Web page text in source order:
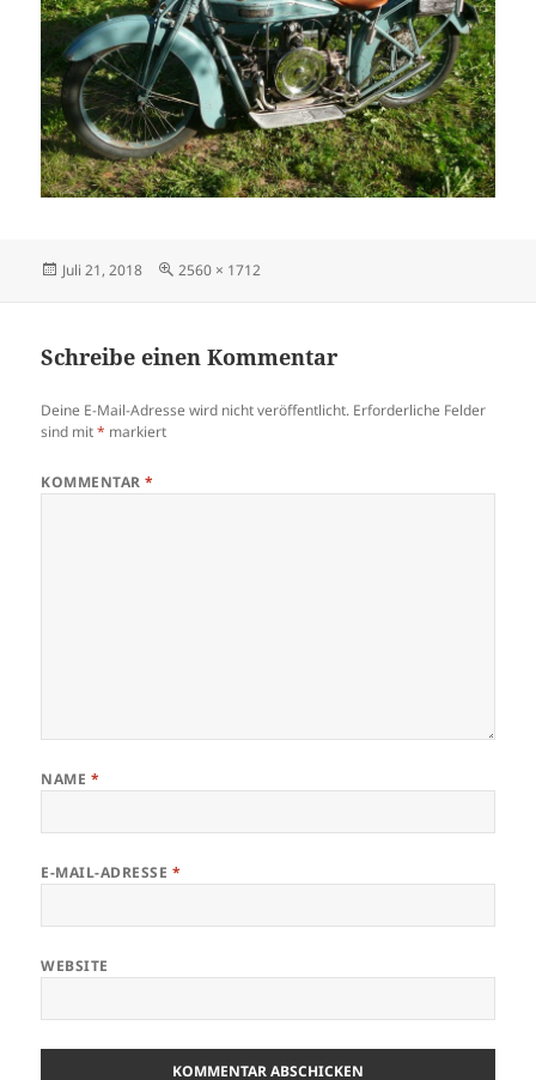
Veröffentlicht
Juli 21, 2018 Originalgröße
2560 × 1712
Schreibe einen Kommentar
Deine E-Mail-Adresse wird nicht veröffentlicht. Erforderliche Felder
sind mit* markiert
KOMMENTAR*
NAME *
E-MAIL-ADRESSE *
WEBSITE